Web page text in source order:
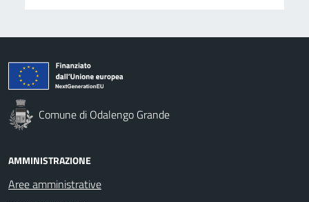
Comune di Odalengo Grande
AMMINISTRAZIONE
Aree amministrative